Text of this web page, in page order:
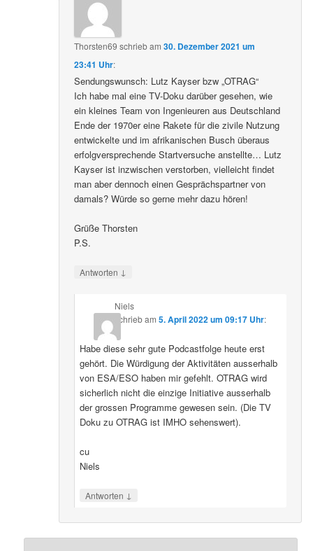
Thorsten69 schriebam30. Dezember 2021 um
23:41 Uhr:
Sendungswunsch: Lutz Kayser bzw „OTRAG“
Ich habe mal eine TV-Doku darüber gesehen, wie
ein kleines Team von Ingenieuren aus Deutschland
Ende der 1970er eine Rakete für die zivile Nutzung
entwickelte und im afrikanischen Busch überaus
erfolgversprechende Startversuche anstellte… Lutz
Kayser ist inzwischen verstorben, vielleicht findet
man aber dennoch einen Gesprächspartner von
damals? Würde so gerne mehr dazu hören!
Grüße Thorsten
P.S.
Antworten ↓
Niels
schriebam 5. April 2022 um 09:17 Uhr:
Habe diese sehr gute Podcastfolge heute erst
gehört. Die Würdigung der Aktivitäten ausserhalb
von ESA/ESO haben mir gefehlt. OTRAG wird
sicherlich nicht die einzige Initiative ausserhalb
der grossen Programme gewesen sein. (Die TV
Doku zu OTRAG ist IMHO sehenswert).
cu
Niels
Antworten ↓